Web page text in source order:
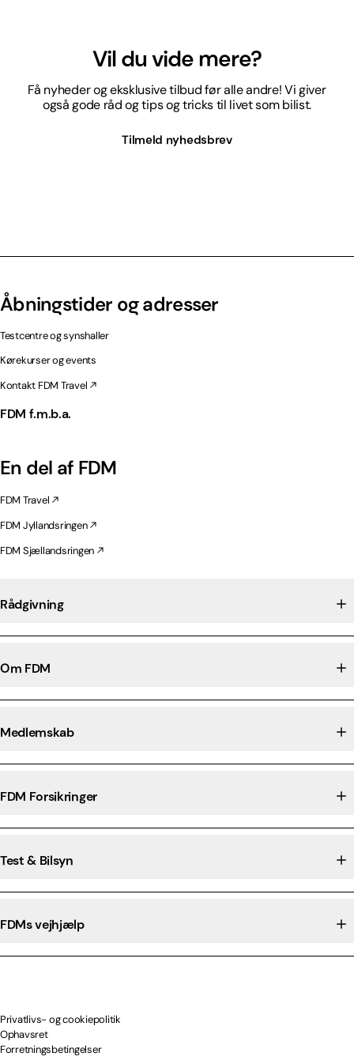
Vil du vide mere?
Få nyheder og eksklusive tilbud før alle andre! Vi giver
også gode råd og tips og tricks til livet som bilist.
Tilmeld nyhedsbrev
Åbningstider og adresser
Testcentre og synshaller
Kørekurser og events
Kontakt FDM Travel
FDM f.m.b.a.
En del af FDM
FDM Travel
FDM Jyllandsringen
FDM Sjællandsringen
Rådgivning
Om FDM
Medlemskab
FDM Forsikringer
Test & Bilsyn
FDMs vejhjælp
Privatlivs- og cookiepolitik
Ophavsret
Forretningsbetingelser